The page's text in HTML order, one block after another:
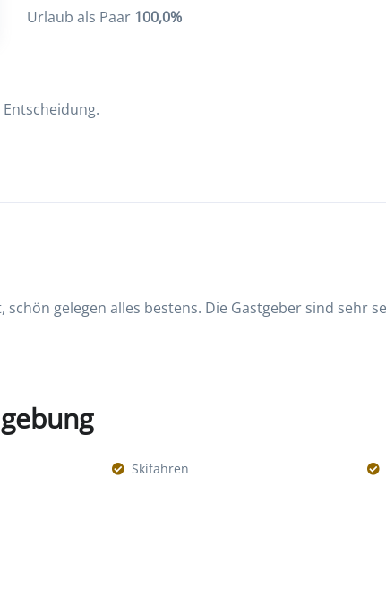
Urlaub als Paar 100,0%
gelegen alles bestens. Die Gastgeber sind sehr
Skifahren